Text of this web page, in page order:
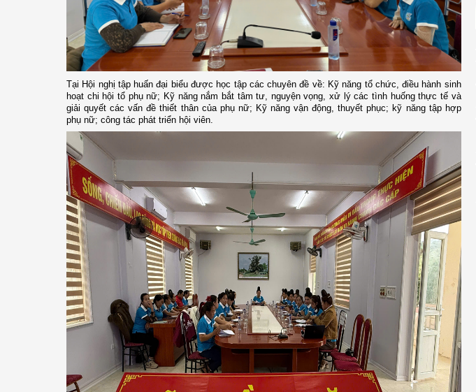
Tại Hội nghị tập huấn đại biểu được học tập các chuyên đề về: Kỹ năng tổ chức, điều hành sinh
hoạt chi hội tổ phụ nữ; Kỹ năng nắm bắt tâm tư, nguyện vọng, xử lý các tình huống thực tế và
giải quyết các vấn đề thiết thân của phụ nữ; Kỹ năng vận động, thuyết phục; kỹ năng tập hợp
phụ nữ; công tác phát triển hội viên.